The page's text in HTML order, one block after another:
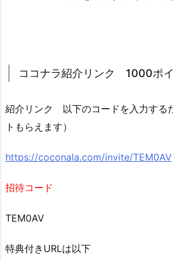
ココナラ紹介リンク 1000ポ
紹介リンク 以下のコードを入力する
トもらえます）
https://coconala.com/invite/TEM0AV
招待コード
TEM0AV
特典付きURLは以下